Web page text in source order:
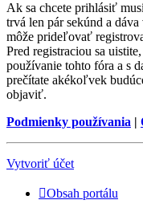
Ak sa chcete prihlásiť
trvá len pár sekúnd a
môže prideľovať
Pred registraciou sa
používanie tohto fóra a s
prečítate akékoľvek
objaviť.
Podmienky používania |
Vytvoriť účet
Obsah portálu